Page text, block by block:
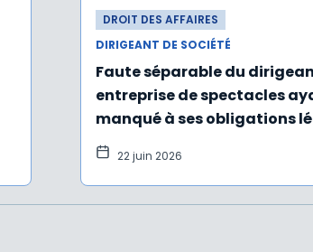
DROIT DES AFFAIRES
DIRIGEANT DE SOCIÉTÉ
Faute séparable du
entreprise de spectacles
manqué à ses obligations
22 juin 2026